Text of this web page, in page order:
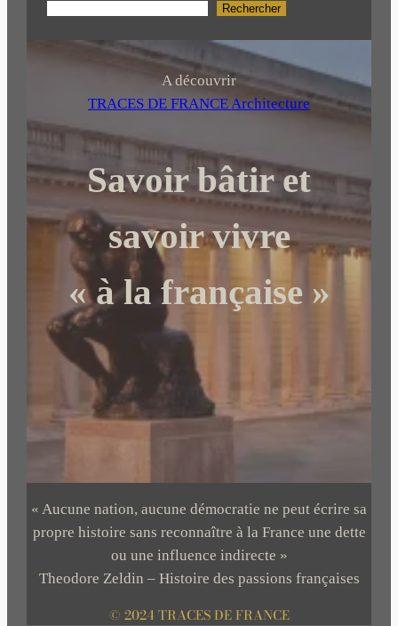
r
c
h
r
Rechercher
A découvrir
TRACES DE FRANCE Architecture
Savoir bâtir et
savoir vivre
« à la française »
« Aucune nation, aucune démocratie ne peut écrire sa
propre histoire sans reconnaître à la France une dette
ou une influence indirecte »
Theodore Zeldin – Histoire des passions françaises
© 2024 TRACES DE FRANCE